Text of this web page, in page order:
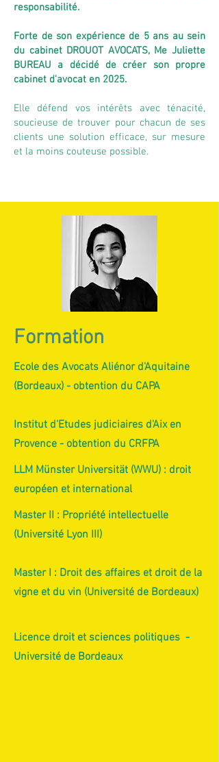
responsabilité.
Forte de son expérience de 5 ans au sein
du cabinet DROUOT AVOCATS, Me Juliette
BUREAU a décidé de créer son propre
cabinet d'avocat en 2025.
Elle défend vos intérêts avec ténacité,
soucieuse de trouver pour chacun de ses
clients une solution efficace, sur mesure
et la moins couteuse possible.
Formation
Ecole des Avocats Aliénor d'Aquitaine
(Bordeaux) - obtention du CAPA
Institut d'Etudes judiciaires d'Aix en
Provence - obtention du CRFPA
LLM Münster Universität (WWU) : droit
européen et international
Master II : Propriété intellectuelle
(Université Lyon III)
Master I : Droit des affaires et droit de la
vigne et du vin (Université de Bordeaux)
Licence droit et sciences politiques -
Université de Bordeaux